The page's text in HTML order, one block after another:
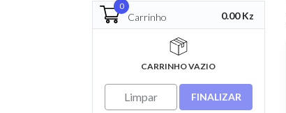
0
Carrinho 0.00 Kz
CARRINHO VAZIO
Limpar FINALIZAR